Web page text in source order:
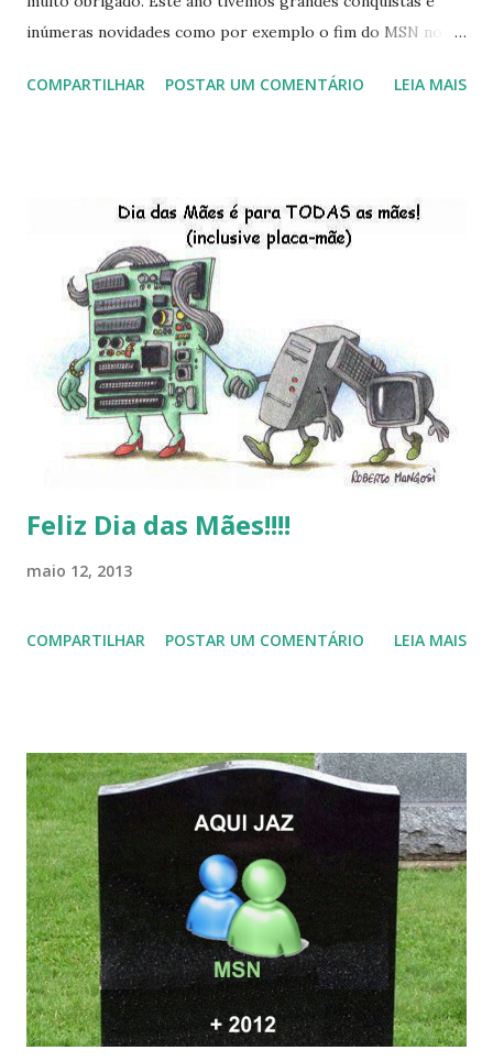
inúmeras novidades como por exemplo o fim do MSN no
do Kaiana que será lançada em 2013, distro nacional , a
do LibreOffice , o IX Latinoware, a Microsoft boicotando o
Linux (como sempre), o lançamento do Windows 8 e a sua
baixa taxa de adesão pelos usuários, entre out ros. Gostaria
de desejar a todos Boas Festas e que em 2013 possamos
estar juntos novamente. Feliz Natal!!!! F eli z 2013 a todos!!!
COMPARTILHAR POSTAR UM COMENTÁRIO LEIA MAIS
Feliz Dia das Mães!!!!
maio 12, 2013
COMPARTILHAR POSTAR UM COMENTÁRIO LEIA MAIS